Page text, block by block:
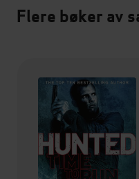
Flere bøker av